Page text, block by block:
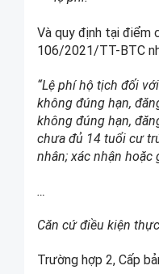
Và quy định tại
106/2021/TT-BTC
“Lệ phí hộ tịch đối
không đúng hạn,
không đúng hạn,
chưa đủ 14 tuổi cư
nhân; xác nhận hoặc
…
Căn cứ điều kiện
Trường hợp 2, Cấp